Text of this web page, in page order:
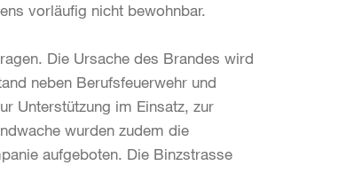
vorläufig nicht bewohnbar.
Die Ursache des Brandes wird
neben Berufsfeuerwehr und
Unterstützung im Einsatz, zur
wurden zudem die
aufgeboten. Die Binzstrasse